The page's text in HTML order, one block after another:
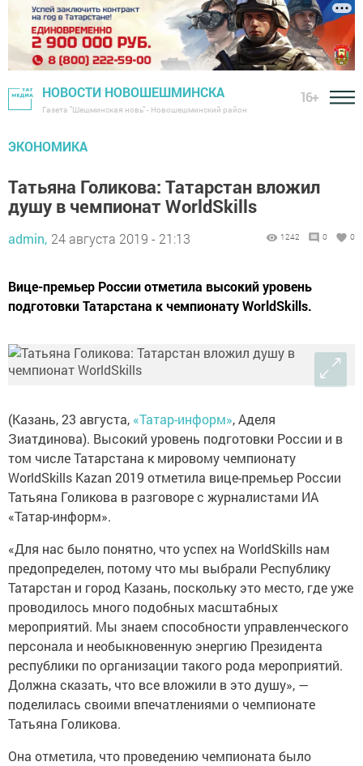
НОВОСТИ НОВОШЕШМИНСКА
Газета "Шешминская новь" - Новошешминский район
16+
ЭКОНОМИКА
Татьяна Голикова: Татарстан вложил
душу в чемпионат WorldSkills
admin, 24 августа 2019 - 21:13 1242 0 0
Вице-премьер России отметила высокий уровень
подготовки Татарстана к чемпионату WorldSkills.
(Казань, 23 августа, «Татар-информ», Аделя
Зиатдинова). Высокий уровень подготовки России и в
том числе Татарстана к мировому чемпионату
WorldSkills Kazan 2019 отметила вице-премьер России
Татьяна Голикова в разговоре с журналистами ИА
«Татар-информ».
«Для нас было понятно, что успех на WorldSkills нам
предопределен, потому что мы выбрали Республику
Татарстан и город Казань, поскольку это место, где уже
проводилось много подобных масштабных
мероприятий. Мы знаем способности управленческого
персонала и необыкновенную энергию Президента
республики по организации такого рода мероприятий.
Должна сказать, что все вложили в это душу», —
поделилась своими впечатлениями о чемпионате
Татьяна Голикова.
Она отметила, что проведению чемпионата было